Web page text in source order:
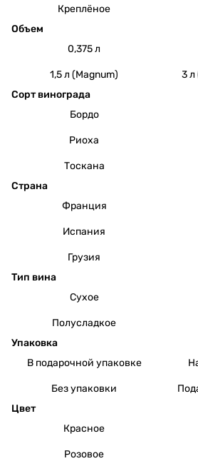
Креплёное
Объем
0,375 л
1,5 л (Magnum)
3 л
Сорт винограда
Бордо
Риоха
Тоскана
Страна
Франция
Испания
Грузия
Тип вина
Сухое
Полусладкое
Упаковка
В подарочной упаковке
Без упаковки
Цвет
Красное
Розовое